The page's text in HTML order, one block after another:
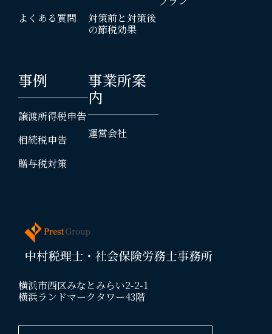
よくある質問
対策前と対策後
の節税効果
事例
譲渡所得税申告
相続税申告
贈与税対策
事業所案
内
運営会社
横浜市西区みなとみらい2-2-1
横浜ランドマークタワー43階